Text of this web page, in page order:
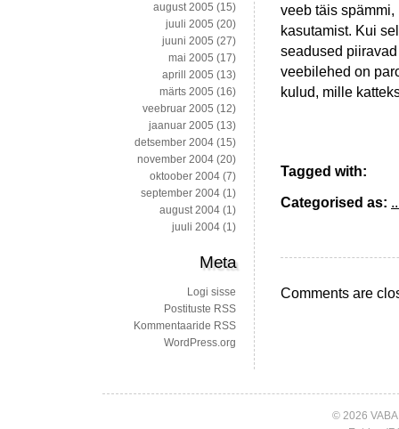
veeb täis
kasutamist. Kui
seadused
veebilehed on
kulud, mille
Tagged with:
Categorised as:
Comments are
august 2005 (15)
juuli 2005 (20)
juuni 2005 (27)
mai 2005 (17)
aprill 2005 (13)
märts 2005 (16)
veebruar 2005 (12)
jaanuar 2005 (13)
detsember 2004 (15)
november 2004 (20)
oktoober 2004 (7)
september 2004 (1)
august 2004 (1)
juuli 2004 (1)
Meta
Logi sisse
Postituste RSS
Kommentaaride RSS
WordPress.org
© 2026